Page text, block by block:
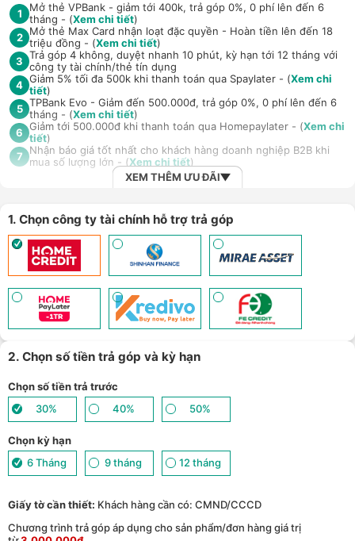
1
Mở thẻ VPBank - giảm tới 400k, trả góp 0%, 0 phí lên đến 6
tháng - (Xem chi tiết)
2 Mở thẻ Max Card nhận loạt đặc quyền - Hoàn tiền lên đến 18
triệu đồng - (Xem chi tiết)
3 Trả góp 4 không, duyệt nhanh 10 phút, kỳ hạn tới 12 tháng với
công ty tài chính/thẻ tín dụng
4 Giảm 5% tối đa 500k khi thanh toán qua Spaylater - (Xem chi
tiết)
5 TPBank Evo - Giảm đến 500.000đ, trả góp 0%, 0 phí lên đến 6
tháng - (Xem chi tiết)
6 Giảm tới 500.000đ khi thanh toán qua Homepaylater - (Xem chi
tiết)
7
Nhận báo giá tốt nhất cho khách hàng doanh nghiệp B2B khi
mua số lượng lớn - (Xem chi tiết)
XEM THÊM ƯU ĐÃI
1. Chọn công ty tài chính hỗ trợ trả góp
2. Chọn số tiền trả góp và kỳ hạn
Chọn số tiền trả trước
30%
40% 50%
Chọn kỳ hạn
6 Tháng
9 tháng 12 tháng
Giấy tờ cần thiết: Khách hàng cần có: CMND/CCCD
Chương trình trả góp áp dụng cho sản phẩm/đơn hàng giá trị